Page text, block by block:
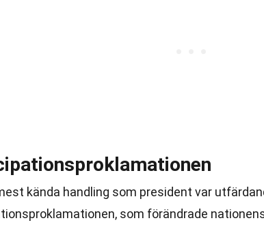
kända handling som president var
som förändrade